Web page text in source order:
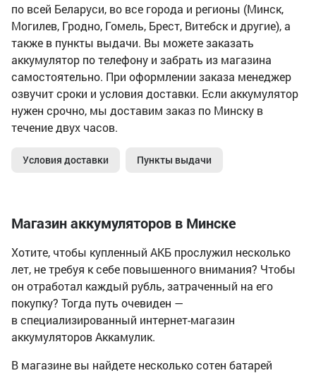
по всей Беларуси, во все города и регионы (Минск,
Могилев, Гродно, Гомель, Брест, Витебск и другие), а
также в пункты выдачи. Вы можете заказать
аккумулятор по телефону и забрать из магазина
самостоятельно. При оформлении заказа менеджер
озвучит сроки и условия доставки. Если аккумулятор
нужен срочно, мы доставим заказ по Минску в
течение двух часов.
Условия доставки Пункты выдачи
Магазин аккумуляторов в Минске
Хотите, чтобы купленный АКБ прослужил несколько
лет, не требуя к себе повышенного внимания? Чтобы
он отработал каждый рубль, затраченный на его
покупку? Тогда путь очевиден —
в специализированный интернет-магазин
аккумуляторов Аккамулик.
В магазине вы найдете несколько сотен батарей